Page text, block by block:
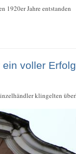
1920er Jahre entstanden
voller Erfolg
klingelten